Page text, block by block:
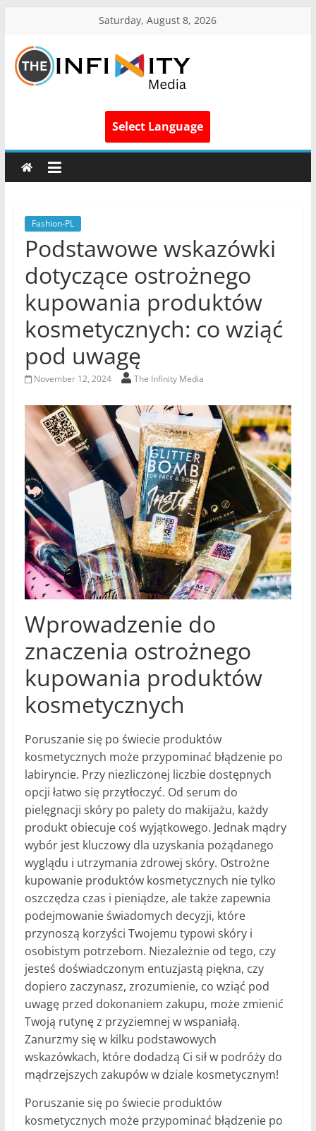
Saturday, August 8, 2026
Select Language
Fashion-PL
Podstawowe wskazówki
dotyczące ostrożnego
kupowania produktów
kosmetycznych: co wziąć
pod uwagę
November 12, 2024 The Infinity Media
Wprowadzenie do
znaczenia ostrożnego
kupowania produktów
kosmetycznych
Poruszanie się po świecie produktów
kosmetycznych może przypominać błądzenie po
labiryncie. Przy niezliczonej liczbie dostępnych
opcji łatwo się przytłoczyć. Od serum do
pielęgnacji skóry po palety do makijażu, każdy
produkt obiecuje coś wyjątkowego. Jednak mądry
wybór jest kluczowy dla uzyskania pożądanego
wyglądu i utrzymania zdrowej skóry. Ostrożne
kupowanie produktów kosmetycznych nie tylko
oszczędza czas i pieniądze, ale także zapewnia
podejmowanie świadomych decyzji, które
przynoszą korzyści Twojemu typowi skóry i
osobistym potrzebom. Niezależnie od tego, czy
jesteś doświadczonym entuzjastą piękna, czy
dopiero zaczynasz, zrozumienie, co wziąć pod
uwagę przed dokonaniem zakupu, może zmienić
Twoją rutynę z przyziemnej w wspaniałą.
Zanurzmy się w kilku podstawowych
wskazówkach, które dodadzą Ci sił w podróży do
mądrzejszych zakupów w dziale kosmetycznym!
Poruszanie się po świecie produktów
kosmetycznych może przypominać błądzenie po